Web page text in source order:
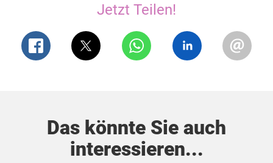
Jetzt Teilen!
Das könnte Sie auch
interessieren...